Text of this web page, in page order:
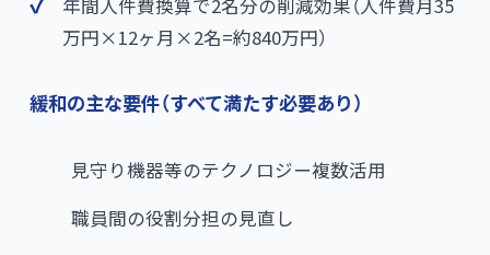
年間人件費換算で2名分の削減効果（人件費月35
万円×12ヶ月×2名=約840万円）
緩和の主な要件（すべて満たす必要あり）​
見守り機器等のテクノロジー複数活用
職員間の役割分担の見直し